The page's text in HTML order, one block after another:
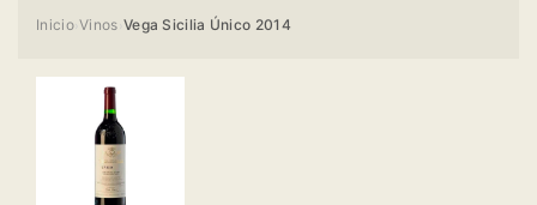
Inicio›Vinos Vega Sicilia Único 2014
producto